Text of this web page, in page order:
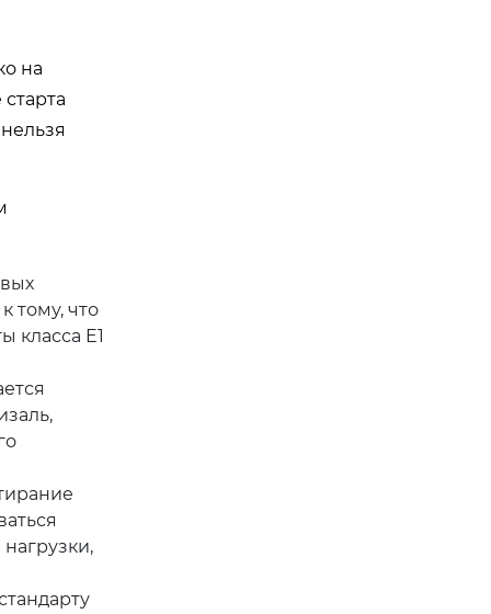
на
тому, что
класса E1